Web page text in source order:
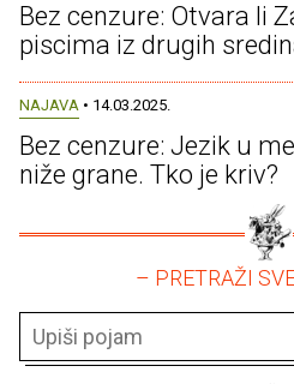
Bez cenzure: Otvara li
piscima iz drugih
NAJAVA • 14.03.2025.
Bez cenzure: Jezik u
niže grane. Tko je kriv?
– PRETRAŽI